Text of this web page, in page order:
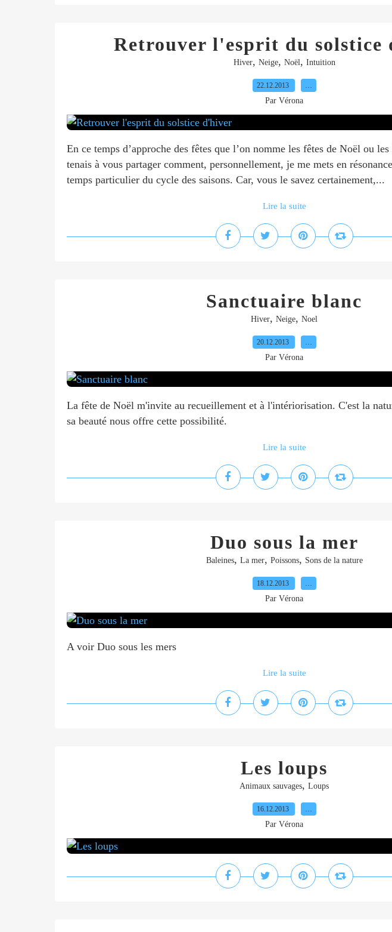
Retrouver l'esprit du solstice
Hiver, Neige, Noël, Intuition
22.12.2013 …
Par Vérona
En ce temps d’approche des fêtes que l’on nomme les fêtes de Noël ou
tenais à vous partager comment, personnellement, je me mets en
temps particulier du cycle des saisons. Car, vous le savez certainement,...
Lire la suite
Sanctuaire blanc
Hiver, Neige, Noel
20.12.2013 …
Par Vérona
La fête de Noël m'invite au recueillement et à l'intériorisation. C'est la
sa beauté nous offre cette possibilité.
Lire la suite
Duo sous la mer
Baleines, La mer, Poissons, Sons de la nature
18.12.2013 …
Par Vérona
A voir Duo sous les mers
Lire la suite
Les loups
Animaux sauvages, Loups
16.12.2013 …
Par Vérona